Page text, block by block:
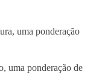
uma ponderação
uma ponderação de